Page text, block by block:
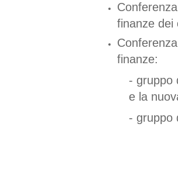
finanze dei
finanze:
- gruppo
e la
- gruppo